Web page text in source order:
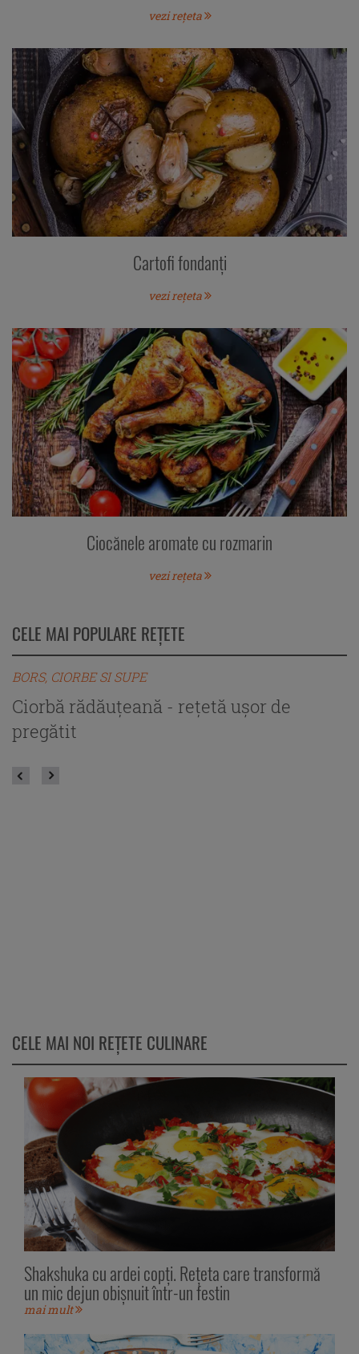
vezi rețeta
Cartofi fondanți
vezi rețeta
Ciocănele aromate cu rozmarin
vezi rețeta
CELE MAI POPULARE REȚETE
BORS, CIORBE SI SUPE
Ciorbă rădăuțeană - rețetă ușor de
pregătit
CELE MAI NOI REȚETE CULINARE
Shakshuka cu ardei copți. Rețeta care transformă
un mic dejun obișnuit într-un festin
mai mult